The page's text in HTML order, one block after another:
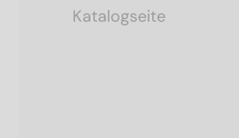
Katalogseite